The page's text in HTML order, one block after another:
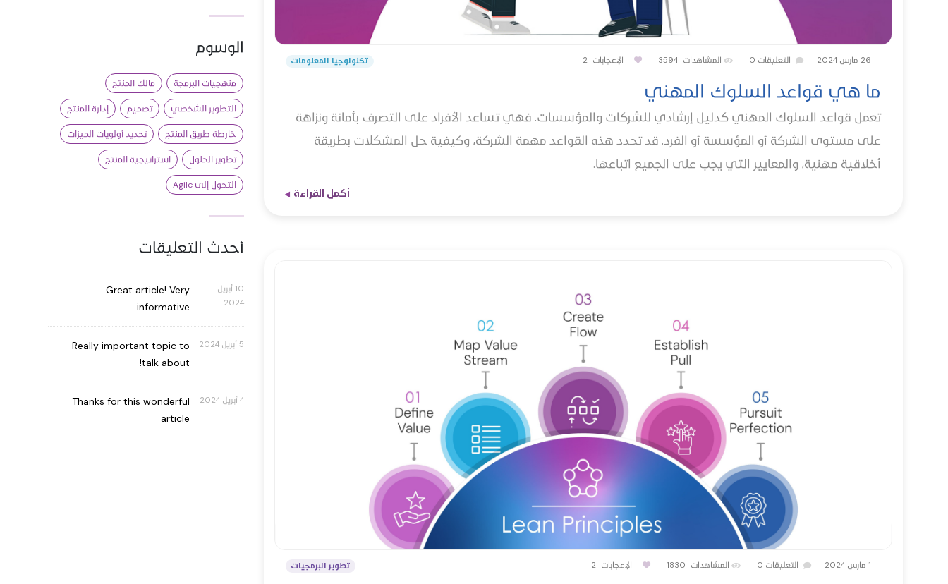
الوسوم
منهجيات البرمجة مالك المنتج
التطوير الشخصي تصميم إدارة المنتج
خارطة طريق المنتج تحديد أولويات الميزات
تطوير الحلول استراتيجية المنتج
التحول إلى Agile
أحدث التعليقات
10 أبريل
2024
Great article! Very
informative.
5 أبريل 2024
Really important topic to
talk about!
4 أبريل 2024
Thanks for this wonderful
article
| 26 مارس 2024 التعليقات 0 المشاهدات 3594 الإعجابات 2 تكنولوجيا المعلومات
ما هي قواعد السلوك المهني
تعمل قواعد السلوك المهني كدليل إرشادي للشركات والمؤسسات. فهي تساعد الأفراد على التصرف بأمانة ونزاهة
على مستوى الشركة أو المؤسسة أو الفرد. قد تحدد هذه القواعد مهمة الشركة، وكيفية حل المشكلات بطريقة
أخلاقية مهنية، والمعايير التي يجب على الجميع اتباعها.
أكمل القراءة
| 1 مارس 2024 التعليقات 0 المشاهدات 1830 الإعجابات 2 تطوير البرمجيات